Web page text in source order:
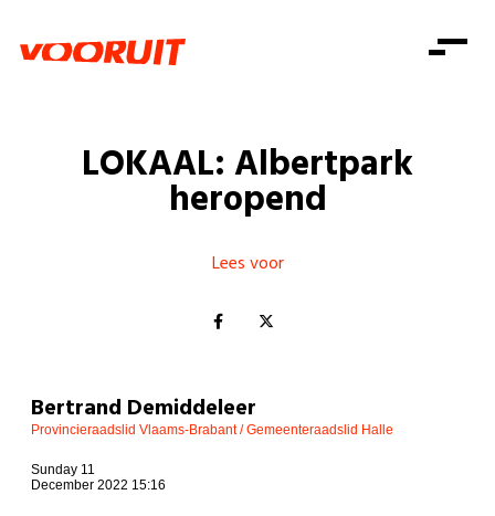
Zorg
Gelijke kansen
Welzijn
Consumentenbescherming
Kinderen en jongeren
Onze mensen
Standpunten
Vacatures
Doe mee
Doe mee
Word lid
Shop
Login
LOKAAL: Albertpark
heropend
Lees voor
Bertrand Demiddeleer
Provincieraadslid Vlaams-Brabant / Gemeenteraadslid Halle
Sunday 11
December 2022 15:16